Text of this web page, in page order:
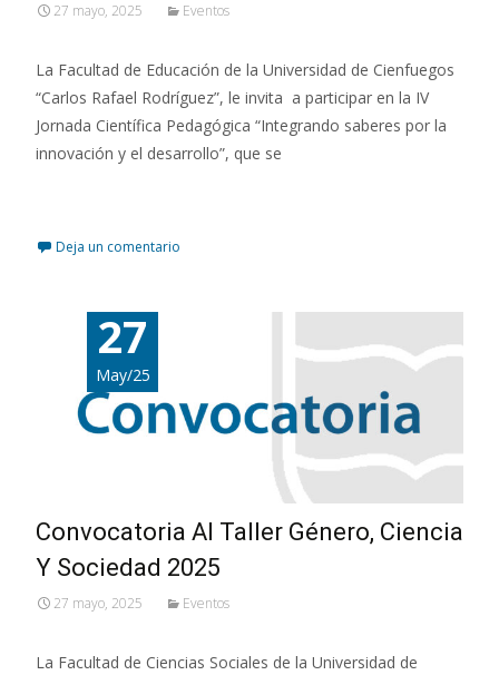
27 mayo, 2025 Eventos
La Facultad de Educación de la Universidad de Cienfuegos
“Carlos Rafael Rodríguez”, le invita a participar en la IV
Jornada Científica Pedagógica “Integrando saberes por la
innovación y el desarrollo”, que se
Deja un comentario
27
May/25
Convocatoria Al Taller Género, Ciencia
Y Sociedad 2025
27 mayo, 2025 Eventos
La Facultad de Ciencias Sociales de la Universidad de